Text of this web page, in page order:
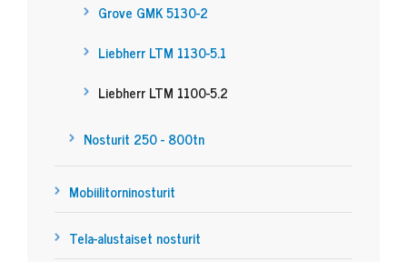
Grove GMK 5130-2
Liebherr LTM 1130-5.1
Liebherr LTM 1100-5.2
Nosturit 250 - 800tn
Mobiilitorninosturit
Tela-alustaiset nosturit